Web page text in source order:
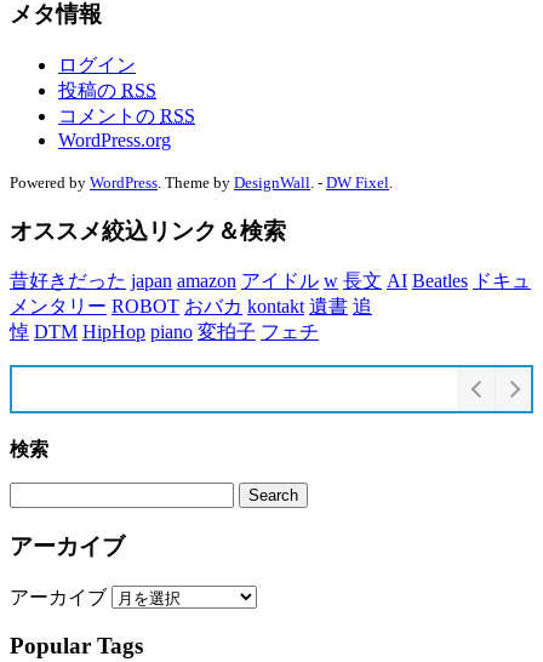
メタ情報
ログイン
投稿の RSS
コメントの RSS
WordPress.org
Powered by WordPress . Theme by DesignWall . - DW Fixel
オススメ絞込リンク＆検索
昔好きだった japan amazon アイドル w 長文 AI Beatles ドキュ
メンタリー ROBOT おバカ kontakt 遺書 追
悼 DTM HipHop piano 変拍子 フェチ
検索
アーカイブ
アーカイブ
Popular Tags